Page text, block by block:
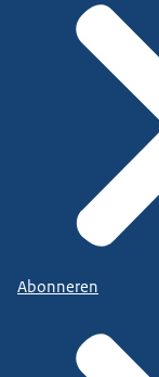
Abonneren